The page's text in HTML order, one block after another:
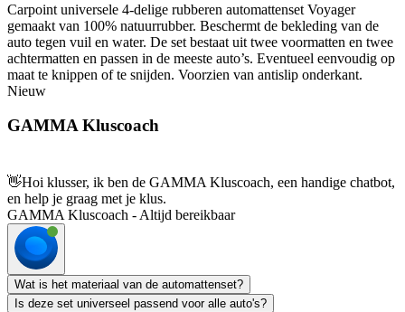
Carpoint universele 4-delige rubberen automattenset Voyager
gemaakt van 100% natuurrubber. Beschermt de bekleding van de
auto tegen vuil en water. De set bestaat uit twee voormatten en twee
achtermatten en passen in de meeste auto’s. Eventueel eenvoudig op
maat te knippen of te snijden. Voorzien van antislip onderkant.
Nieuw
GAMMA Kluscoach
👋Hoi klusser, ik ben de GAMMA Kluscoach, een handige chatbot,
en help je graag met je klus.
GAMMA Kluscoach - Altijd bereikbaar
Wat is het materiaal van de automattenset?
Is deze set universeel passend voor alle auto's?